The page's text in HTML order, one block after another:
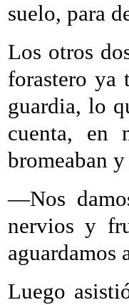
suelo, para
Los otros
forastero ya
guardia, lo
cuenta, en
bromeaban
—Nos
nervios y
aguardamos
Luego